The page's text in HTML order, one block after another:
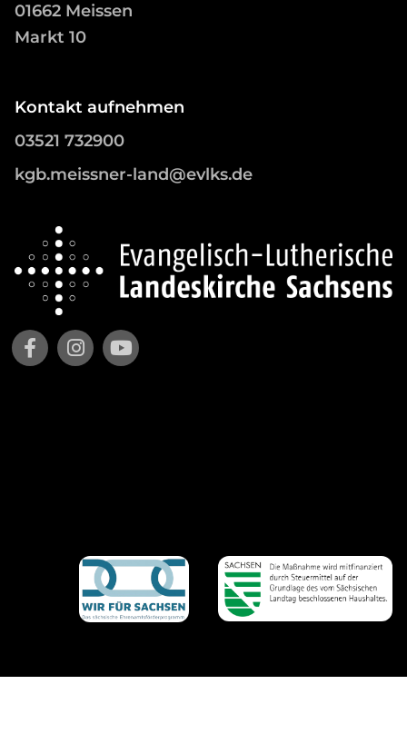
01662 Meissen
Markt 10
Kontakt aufnehmen
03521 732900
kgb.meissner-land@evlks.de